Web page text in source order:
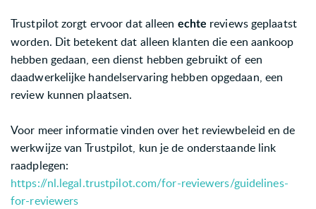
Trustpilot zorgt ervoor dat alleen echte reviews geplaatst
worden. Dit betekent dat alleen klanten die een aankoop
hebben gedaan, een dienst hebben gebruikt of een
daadwerkelijke handelservaring hebben opgedaan, een
review kunnen plaatsen.
Voor meer informatie vinden over het reviewbeleid en de
werkwijze van Trustpilot, kun je de onderstaande link
raadplegen:
https://nl.legal.trustpilot.com/for-reviewers/guidelines-
for-reviewers